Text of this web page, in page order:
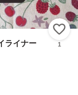
ライナー 1